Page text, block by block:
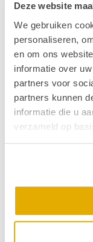
Deze website
We gebruiken
personaliseren,
en om ons
informatie over
partners voor
partners kunnen
informatie die u
verzameld op
op met
via
meer over het
Publicatiedatum: 14
Vond je dit
Ontvang de